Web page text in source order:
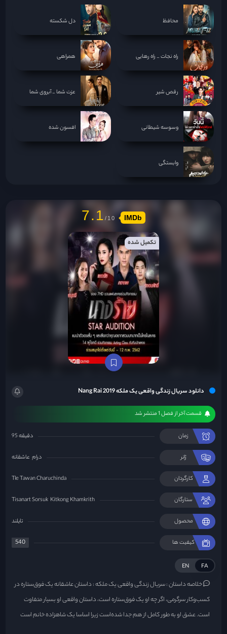
محافظ دل شکسته
راه نجات _ راه رهایی همراهی
رقص شیر عزت شما _ آبروی شما
وسوسه شیطانی افسون شده
وابستگی
دانلود سریال زندگی واقعی یک ملکه Nang Rai 2019
قسمت آخر از فصل 1 منتشر شد
زمان 95 دقیقه
ژانر درام عاشقانه
کارگردان Tle Tawan Charuchinda
ستارگان Tisanart Sorsuk Kitkong Khamkrith
محصول تایلند
کیفیت ها 540
FA
EN
خلاصه داستان :سریال زندگی واقعی یک ملکه : داستان عاشقانه یک فوق‌ستاره در
کسب‌وکار سرگرمی، اگر چه او یک فوق‌ستاره است، داستان واقعی او بسیار متفاوت
است. عشق او به طور کامل از هم جدا شده‌است زیرا اساسا یک شاهزاده خانم است
7.1 IMDb
تکمیل شده